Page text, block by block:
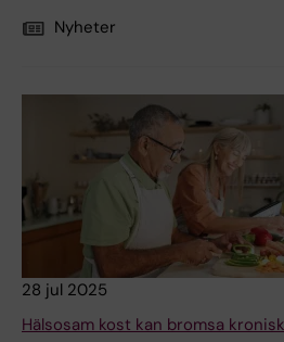
Nyheter
28 jul 2025
Hälsosam kost kan bromsa